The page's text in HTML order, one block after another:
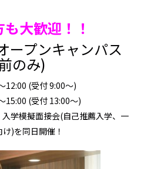
大歓迎！！
ープンキャンパス
のみ)
12:00 (受付 9:00～)
15:00 (受付 13:00～)
学模擬面接会(自己推薦入学、一
)を同日開催！